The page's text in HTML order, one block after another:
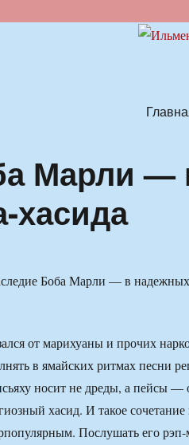
Марли —
хасида
от марихуаны и прочих
в ямайских ритмах песни
носит не дреды, а пейсы —
хасид. И такое сочетание
Послушать его